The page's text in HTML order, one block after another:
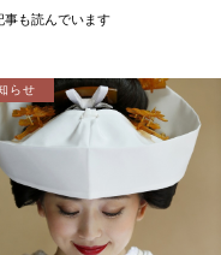
事も読んでいます
らせ